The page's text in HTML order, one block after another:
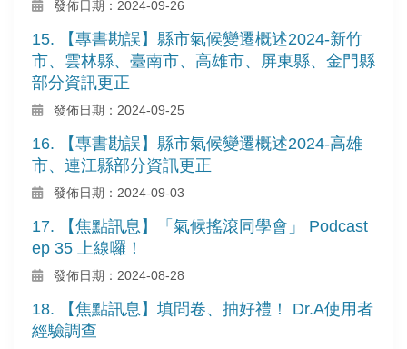
發佈日期：2024-09-26
15. 【專書勘誤】縣市氣候變遷概述2024-新竹
市、雲林縣、臺南市、高雄市、屏東縣、金門縣
部分資訊更正
發佈日期：2024-09-25
16. 【專書勘誤】縣市氣候變遷概述2024-高雄
市、連江縣部分資訊更正
發佈日期：2024-09-03
17. 【焦點訊息】「氣候搖滾同學會」 Podcast
ep 35 上線囉！
發佈日期：2024-08-28
18. 【焦點訊息】填問卷、抽好禮！ Dr.A使用者
經驗調查